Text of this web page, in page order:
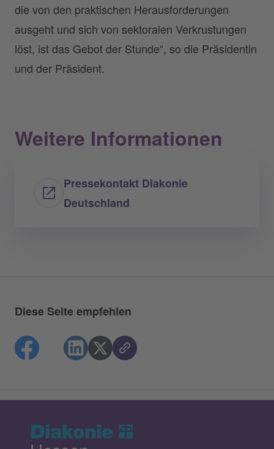
die von den praktischen Herausforderungen
ausgeht und sich von sektoralen Verkrustungen
löst, ist das Gebot der Stunde“, so die Präsidentin
und der Präsident.
Weitere Informationen
Pressekontakt Diakonie
Deutschland
Diese Seite empfehlen